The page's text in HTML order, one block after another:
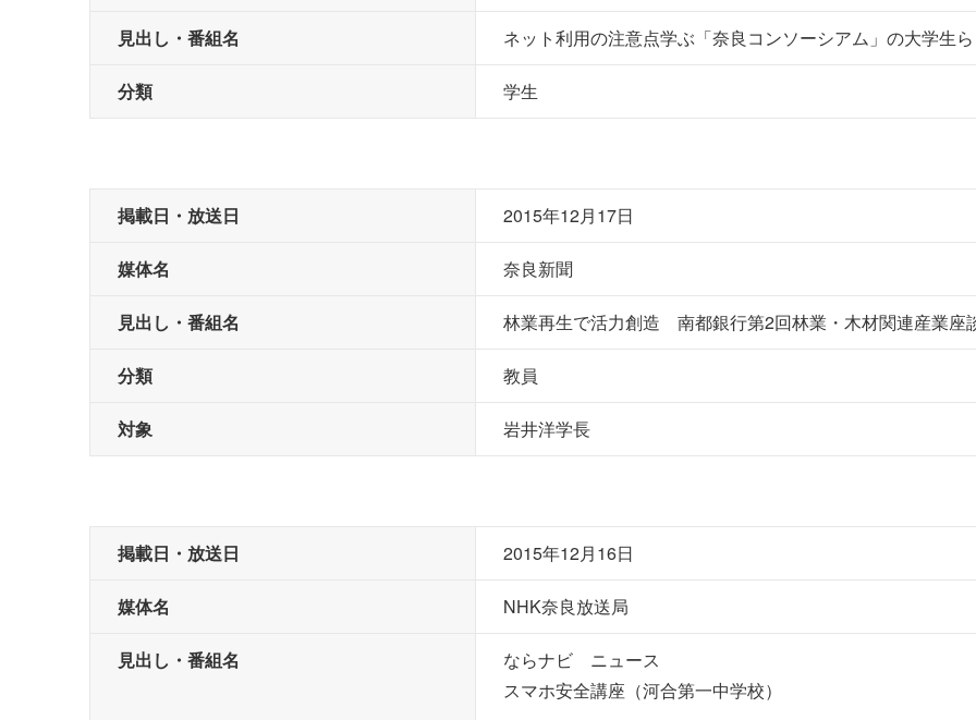
見出し・番組名 ネット利用の注意点学ぶ「奈良コンソーシアム」の大学生ら
分類 学生
掲載日・放送日 2015年12月17日
媒体名 奈良新聞
見出し・番組名 林業再生で活力創造 南都銀行第2回林業・木材関連産業座
分類 教員
対象 岩井洋学長
掲載日・放送日 2015年12月16日
媒体名 NHK奈良放送局
見出し・番組名
ならナビ ニュース
スマホ安全講座（河合第一中学校）